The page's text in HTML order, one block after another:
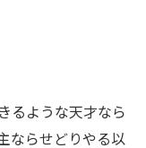
るような天才なら
ならせどりやる以